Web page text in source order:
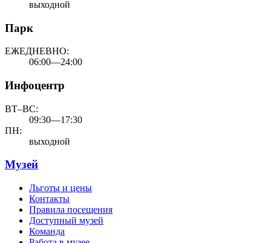
выходной
Парк
ЕЖЕДНЕВНО:
06:00—24:00
Инфоцентр
ВТ–ВС:
09:30—17:30
ПН:
выходной
Музей
Льготы и цены
Контакты
Правила посещения
Доступный музей
Команда